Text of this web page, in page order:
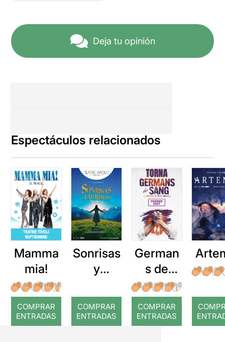
Deja tu opinión
Espectáculos relacionados
Mamma
mia!
COMPRAR
ENTRADAS
Sonrisas
y
COMPRAR
ENTRADAS
German
s de
sang
COMPRAR
ENTRADAS